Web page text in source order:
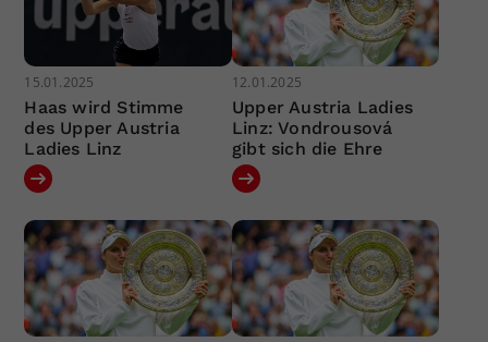
15.01.2025
Haas wird Stimme
des Upper Austria
Ladies Linz
12.01.2025
Upper Austria Ladies
Linz: Vondrousová
gibt sich die Ehre